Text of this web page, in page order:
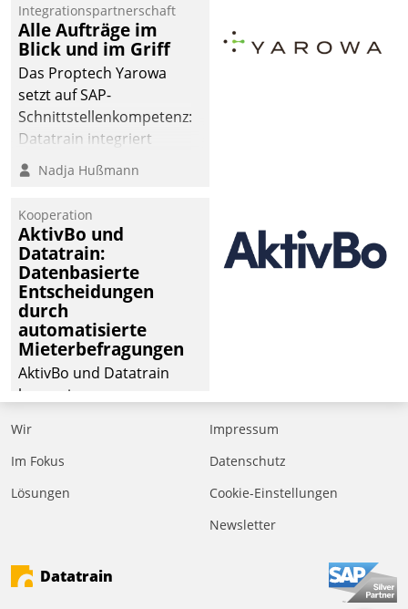
der
Wohnungswirtschaft“.
Bewerben können sich
dafür ein Team
bestehend aus
Wohnungsunternehmen
und PropTech.
Integrationspartnerschaft
Alle Aufträge im
Blick und im Griff
Das Proptech Yarowa
setzt auf SAP-
Schnittstellenkompetenz:
Datatrain integriert
Yarowas Portal zur
Vergabe und Verwaltung
operativen
Instandhaltung in die
SAP-Systemlandschaft
deutscher
Wohnungsunternehmen
– und beschleunigt damit
den Weg vom
Mieteranliegen zum
Dienstleisterauftrag.
Nadja Hußmann
Kooperation
AktivBo und
Datatrain:
Datenbasierte
Entscheidungen
durch
automatisierte
Mieterbefragungen
AktivBo und Datatrain
kooperieren –
profitieren: Die nahtlose
Integration der Lösungen
Datatrain ermöglicht
Mieterbefragungen – eine
starke Grundlage für
Wir
Im Fokus
Lösungen
Impressum
Datenschutz
Cookie-Einstellungen
Newsletter
Datatrain